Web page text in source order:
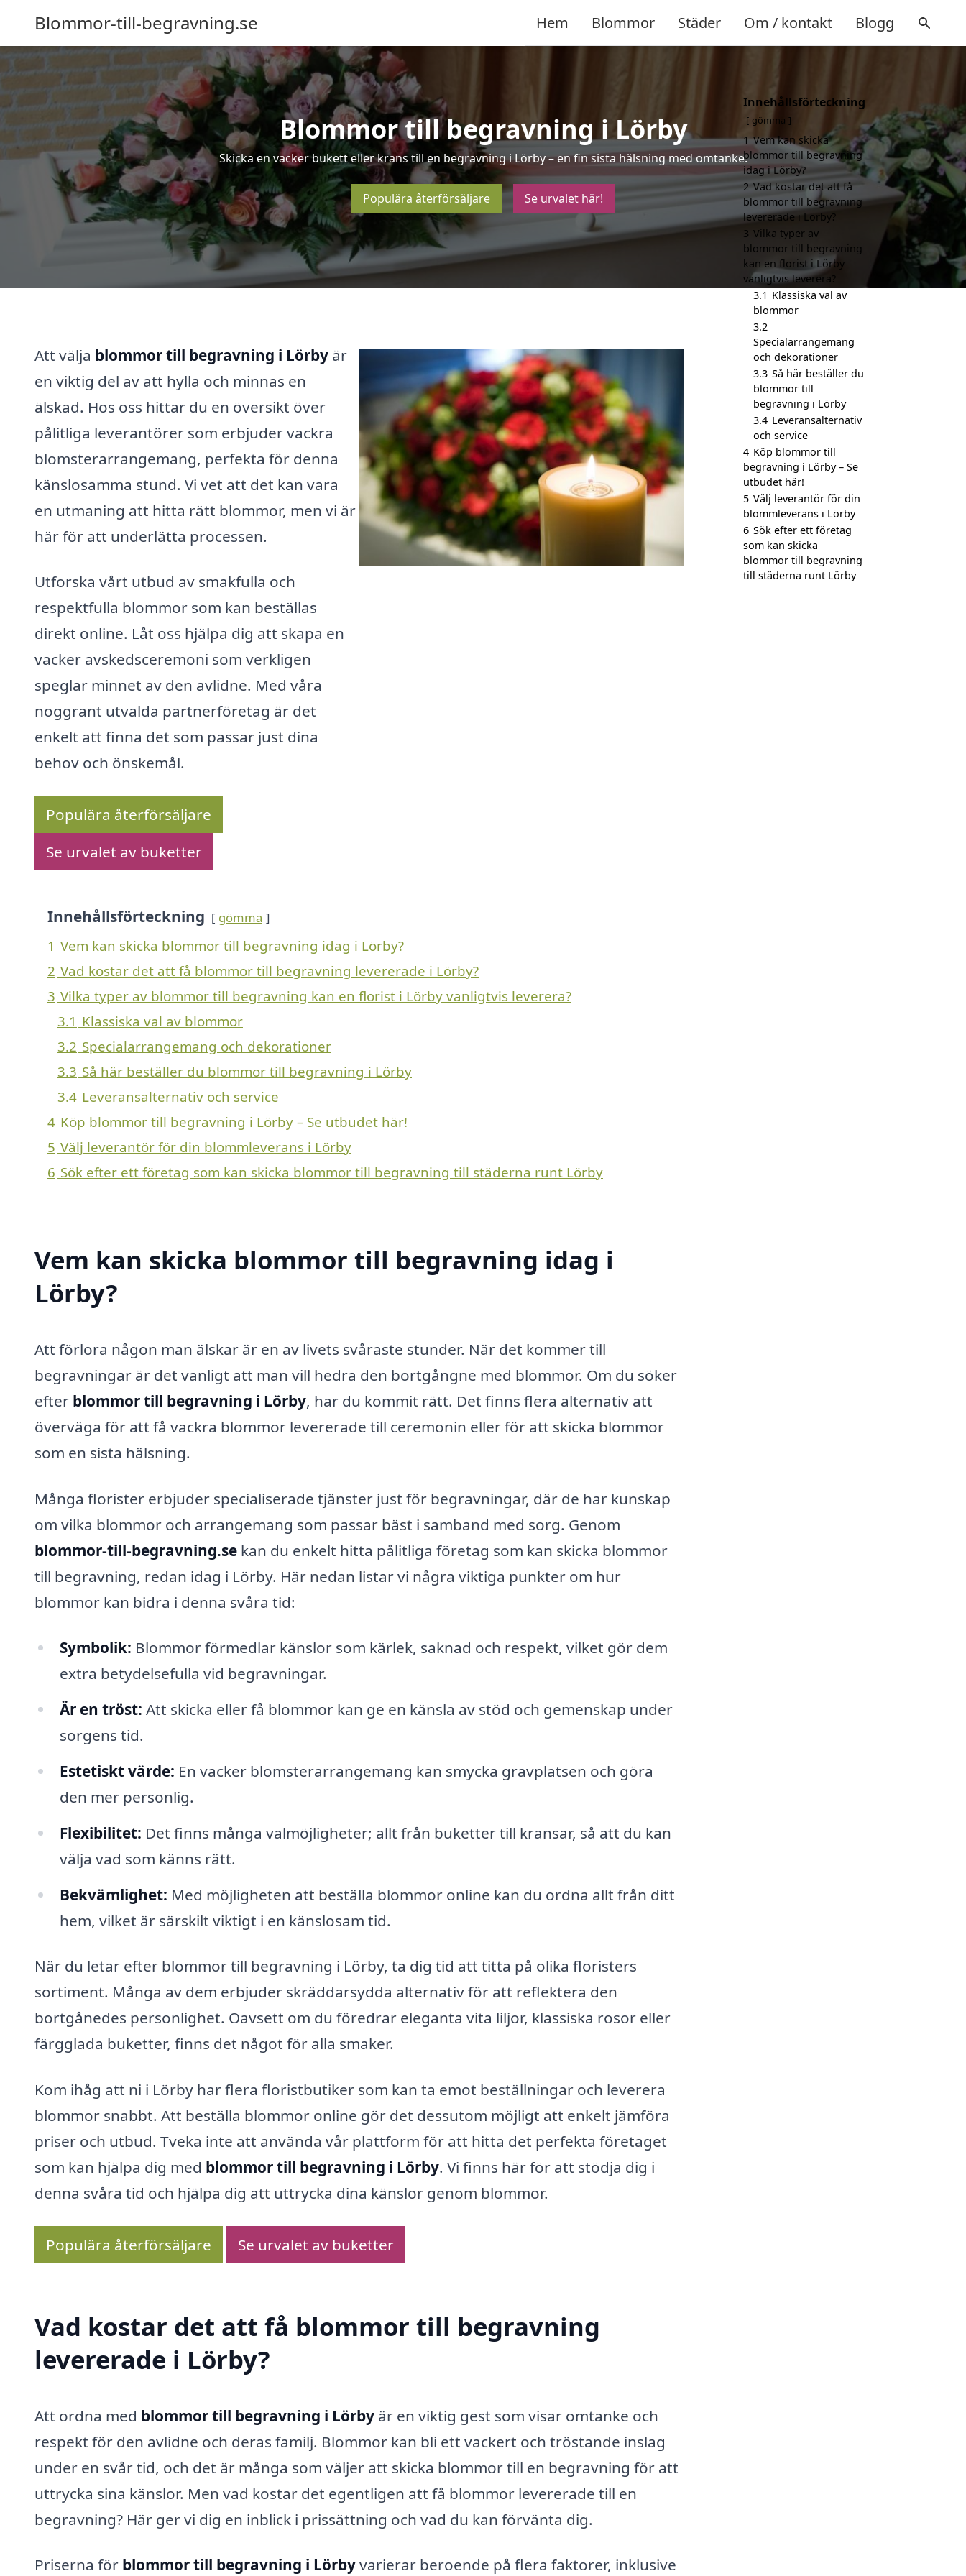
Blommor-till-begravning.se Hem Blommor Städer Om / kontakt Blogg
Blommor till begravning i Lörby
Skicka en vacker bukett eller krans till en begravning i Lörby – en fin sista hälsning med omtanke.
Populära återförsäljare Se urvalet här!
Att välja blommor till begravning i Lörby är
en viktig del av att hylla och minnas en
älskad. Hos oss hittar du en översikt över
pålitliga leverantörer som erbjuder vackra
blomsterarrangemang, perfekta för denna
känslosamma stund. Vi vet att det kan vara
en utmaning att hitta rätt blommor, men vi är
här för att underlätta processen.
Utforska vårt utbud av smakfulla och
respektfulla blommor som kan beställas
direkt online. Låt oss hjälpa dig att skapa en
vacker avskedsceremoni som verkligen
speglar minnet av den avlidne. Med våra
noggrant utvalda partnerföretag är det
enkelt att finna det som passar just dina
behov och önskemål.
Populära återförsäljare
Se urvalet av buketter
Innehållsförteckning gömma
1 Vem kan skicka blommor till begravning idag i Lörby?
2 Vad kostar det att få blommor till begravning levererade i Lörby?
3 Vilka typer av blommor till begravning kan en florist i Lörby vanligtvis leverera?
3.1 Klassiska val av blommor
3.2 Specialarrangemang och dekorationer
3.3 Så här beställer du blommor till begravning i Lörby
3.4 Leveransalternativ och service
4 Köp blommor till begravning i Lörby – Se utbudet här!
5 Välj leverantör för din blommleverans i Lörby
6 Sök efter ett företag som kan skicka blommor till begravning till städerna runt Lörby
Vem kan skicka blommor till begravning idag i
Lörby?
Att förlora någon man älskar är en av livets svåraste stunder. När det kommer till
begravningar är det vanligt att man vill hedra den bortgångne med blommor. Om du söker
efter blommor till begravning i Lörby, har du kommit rätt. Det finns flera alternativ att
överväga för att få vackra blommor levererade till ceremonin eller för att skicka blommor
som en sista hälsning.
Många florister erbjuder specialiserade tjänster just för begravningar, där de har kunskap
om vilka blommor och arrangemang som passar bäst i samband med sorg. Genom
blommor-till-begravning.se kan du enkelt hitta pålitliga företag som kan skicka blommor
till begravning, redan idag i Lörby. Här nedan listar vi några viktiga punkter om hur
blommor kan bidra i denna svåra tid:
Symbolik: Blommor förmedlar känslor som kärlek, saknad och respekt, vilket gör dem
extra betydelsefulla vid begravningar.
Är en tröst: Att skicka eller få blommor kan ge en känsla av stöd och gemenskap under
sorgens tid.
Estetiskt värde: En vacker blomsterarrangemang kan smycka gravplatsen och göra
den mer personlig.
Flexibilitet: Det finns många valmöjligheter; allt från buketter till kransar, så att du kan
välja vad som känns rätt.
Bekvämlighet: Med möjligheten att beställa blommor online kan du ordna allt från ditt
hem, vilket är särskilt viktigt i en känslosam tid.
När du letar efter blommor till begravning i Lörby, ta dig tid att titta på olika floristers
sortiment. Många av dem erbjuder skräddarsydda alternativ för att reflektera den
bortgånedes personlighet. Oavsett om du föredrar eleganta vita liljor, klassiska rosor eller
färgglada buketter, finns det något för alla smaker.
Kom ihåg att ni i Lörby har flera floristbutiker som kan ta emot beställningar och leverera
blommor snabbt. Att beställa blommor online gör det dessutom möjligt att enkelt jämföra
priser och utbud. Tveka inte att använda vår plattform för att hitta det perfekta företaget
som kan hjälpa dig med blommor till begravning i Lörby. Vi finns här för att stödja dig i
denna svåra tid och hjälpa dig att uttrycka dina känslor genom blommor.
Populära återförsäljare Se urvalet av buketter
Vad kostar det att få blommor till begravning
levererade i Lörby?
Att ordna med blommor till begravning i Lörby är en viktig gest som visar omtanke och
respekt för den avlidne och deras familj. Blommor kan bli ett vackert och tröstande inslag
under en svår tid, och det är många som väljer att skicka blommor till en begravning för att
uttrycka sina känslor. Men vad kostar det egentligen att få blommor levererade till en
begravning? Här ger vi dig en inblick i prissättning och vad du kan förvänta dig.
Priserna för blommor till begravning i Lörbyvarierar beroende på flera faktorer, inklusive
Innehållsförteckning
gömma
1 Vem kan skicka
blommor till begravning
idag i Lörby?
2 Vad kostar det att få
blommor till begravning
levererade i Lörby?
3 Vilka typer av
blommor till begravning
kan en florist i Lörby
vanligtvis leverera?
3.1 Klassiska val av
blommor
3.2
Specialarrangemang
och dekorationer
3.3 Så här beställer du
blommor till
begravning i Lörby
3.4 Leveransalternativ
och service
4 Köp blommor till
begravning i Lörby – Se
utbudet här!
5 Välj leverantör för din
blommleverans i Lörby
6 Sök efter ett företag
som kan skicka
blommor till begravning
till städerna runt Lörby